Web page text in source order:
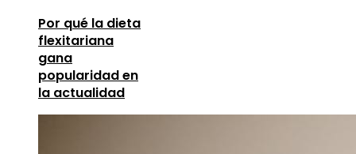
Por qué la dieta
flexitariana
gana
popularidad en
la actualidad